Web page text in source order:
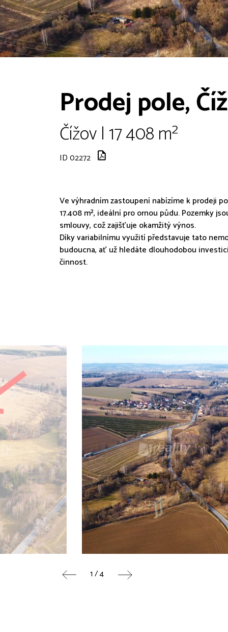
Prodej pole,
Čížov | 17 408 m²
ID 02272
Ve výhradním zastoupení nabízíme k prodeji
17.408 m², ideální pro ornou půdu. Pozemky
smlouvy, což zajišťuje okamžitý výnos.
Díky variabilnímu využití představuje tato
budoucna, ať už hledáte dlouhodobou
činnost.
1 / 4